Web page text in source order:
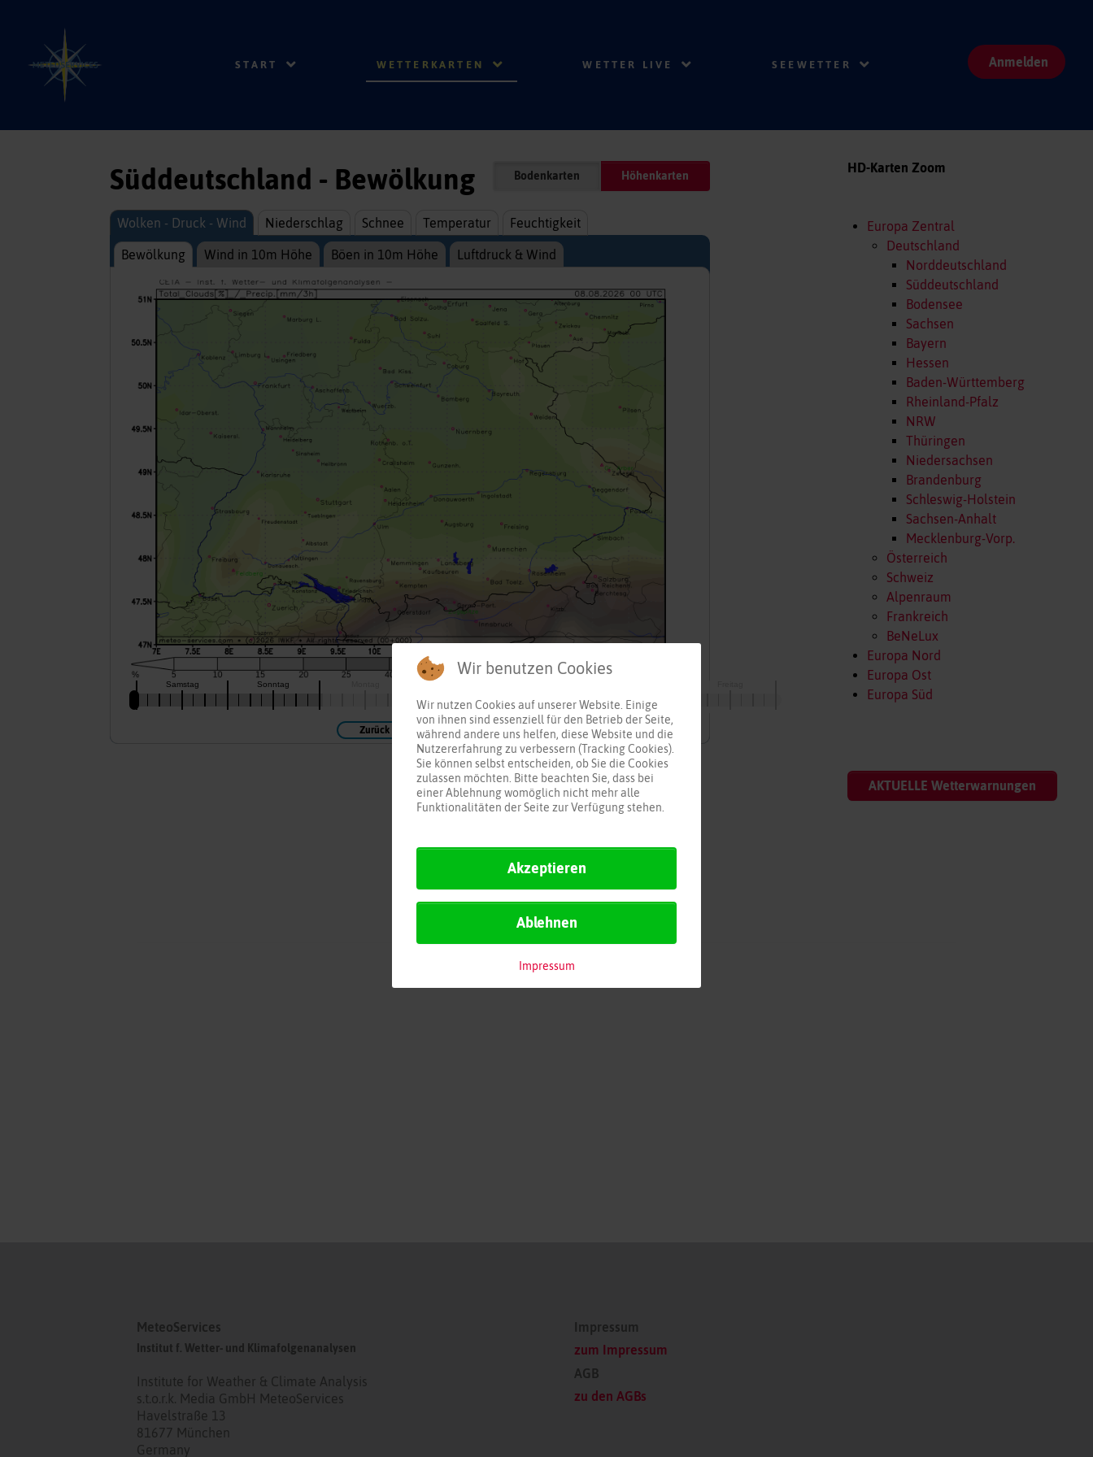
START WETTERKARTEN WETTER LIVE SEEWETTER Anmelden
Süddeutschland - Bewölkung Bodenkarten Höhenkarten
Wolken - Druck - Wind Niederschlag Schnee Temperatur Feuchtigkeit
Bewölkung Wind in 10m Höhe Böen in 10m Höhe Luftdruck & Wind
Zurück Weiter Neu laden
HD-Karten Zoom
Europa Zentral
Deutschland
Norddeutschland
Süddeutschland
Bodensee
Sachsen
Bayern
Hessen
Baden-Württemberg
Rheinland-Pfalz
NRW
Thüringen
Niedersachsen
Brandenburg
Schleswig-Holstein
Sachsen-Anhalt
Mecklenburg-Vorp.
Österreich
Schweiz
Alpenraum
Frankreich
BeNeLux
Europa Nord
Europa Ost
Europa Süd
MeteoServices
Institut f. Wetter- und Klimafolgenanalysen
Institute for Weather & Climate Analysis
s.t.o.r.k. Media GmbH MeteoServices
Havelstraße 13
81677 München
Germany
Impressum
zum Impressum
AGB
zu den AGBs
Wir benutzen Cookies
Wir nutzen Cookies auf unserer Website. Einige
von ihnen sind essenziell für den Betrieb der Seite,
während andere uns helfen, diese Website und die
Nutzererfahrung zu verbessern (Tracking Cookies).
Sie können selbst entscheiden, ob Sie die Cookies
zulassen möchten. Bitte beachten Sie, dass bei
einer Ablehnung womöglich nicht mehr alle
Funktionalitäten der Seite zur Verfügung stehen.
Akzeptieren
Ablehnen
Impressum